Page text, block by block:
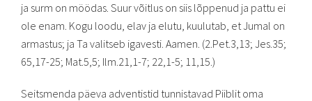
ja surm on möödas. Suur võitlus on siis lõppenud ja pattu ei
ole enam. Kogu loodu, elav ja elutu, kuulutab, et Jumal on
armastus; ja Ta valitseb igavesti. Aamen. (2.Pet.3,13; Jes.35;
65,17-25; Mat.5,5; Ilm.21,1-7; 22,1-5; 11,15.)
Seitsmenda päeva adventistid tunnistavad Piiblit oma